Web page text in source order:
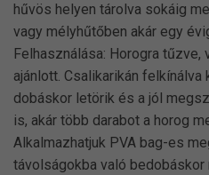
hűvös helyen tárolva sokáig
vagy mélyhűtőben akár egy
Felhasználása: Horogra tűzve,
ajánlott. Csalikarikán
dobáskor letörik és a jól
is, akár több darabot a horog
Alkalmazhatjuk PVA bag-es
távolságokba való